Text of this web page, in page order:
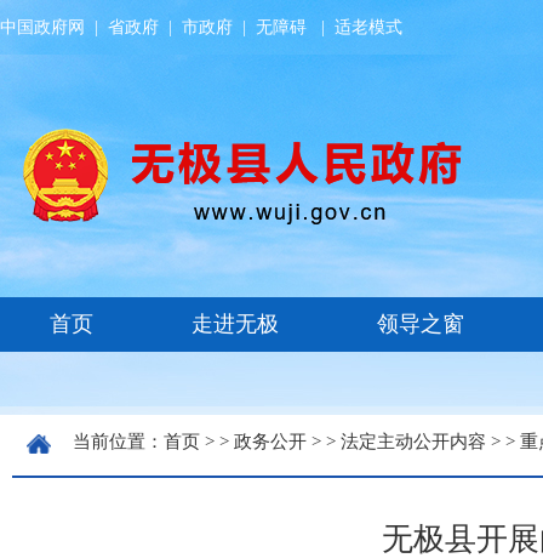
中国政府网 省政府 市政府 无障碍 适老模式
当前位置： 首页 > > 政务公开 > > 法定主动公开内容 > > 重
无极县开